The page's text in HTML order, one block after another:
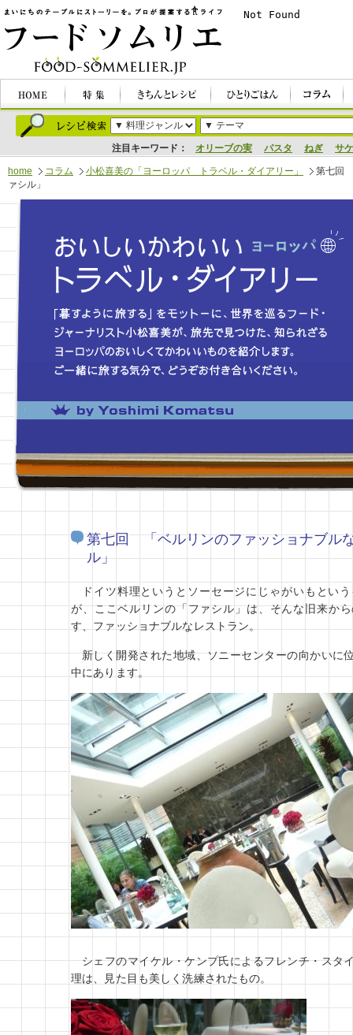
注目キーワード： オリーブの実 パスタ ねぎ サケ
home コラム 小松喜美の「ヨーロッパ トラベル・ダイアリー」
第七回
ァシル」
第七回 「ベルリンのファッショナブル
ル」
ドイツ料理というとソーセージにじゃがいもとい
が、ここベルリンの「ファシル」は、そんな旧来か
す、ファッショナブルなレストラン。
新しく開発された地域、ソニーセンターの向かいに
中にあります。
シェフのマイケル・ケンプ氏によるフレンチ・スタ
理は、見た目も美しく洗練されたもの。